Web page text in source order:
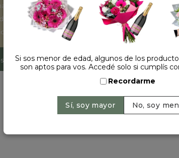
2022
la madre
y año nuevo
reservados | 2026 © Flores Avenida. | Argentina. -+54
Si sos menor de edad, algunos de los
son aptos para vos. Accedé solo si cumplís
Recordarme